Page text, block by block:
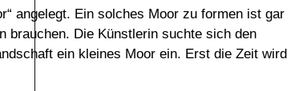
angelegt. Ein solches Moor zu formen ist gar
brauchen. Die Künstlerin suchte sich den
ein kleines Moor ein. Erst die Zeit wird